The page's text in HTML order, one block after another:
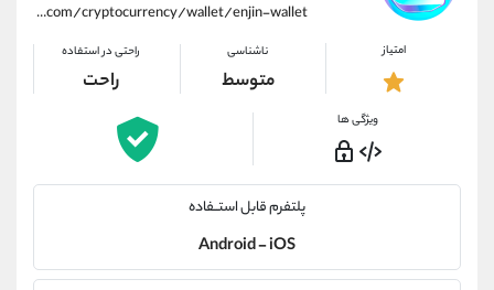
https://alirezamehrabi.com/cryptocurrency/wallet/enjin-wallet
امتیاز ناشناسی
متوسط
راحتی در استفاده
راحت
ویژگی ها
پلتفرم قابل استــفاده
Android - iOS